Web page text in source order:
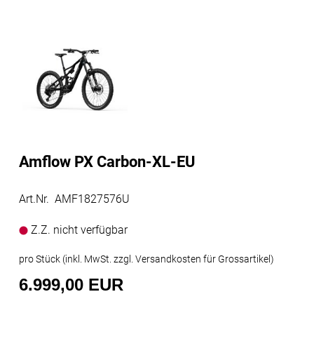
Amflow PX Carbon-XL-EU
Art.Nr. AMF1827576U
Z.Z. nicht verfügbar
pro Stück (inkl. MwSt. zzgl. Versandkosten für Grossartikel)
6.999,00 EUR